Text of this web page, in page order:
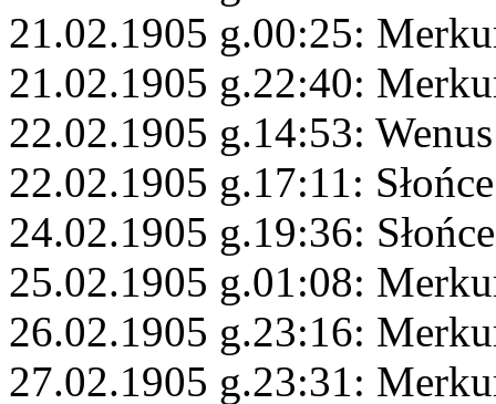
21.02.1905 g.00:25:
21.02.1905 g.22:40:
22.02.1905 g.14:53:
22.02.1905 g.17:11:
24.02.1905 g.19:36:
25.02.1905 g.01:08:
26.02.1905 g.23:16:
27.02.1905 g.23:31: